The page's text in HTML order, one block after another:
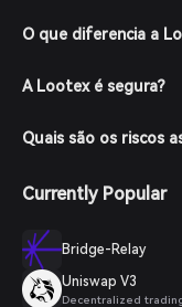
O que diferencia a
A Lootex é segura?
Quais são os riscos
Currently Popular
Bridge-Relay
Uniswap V3
Decentralized